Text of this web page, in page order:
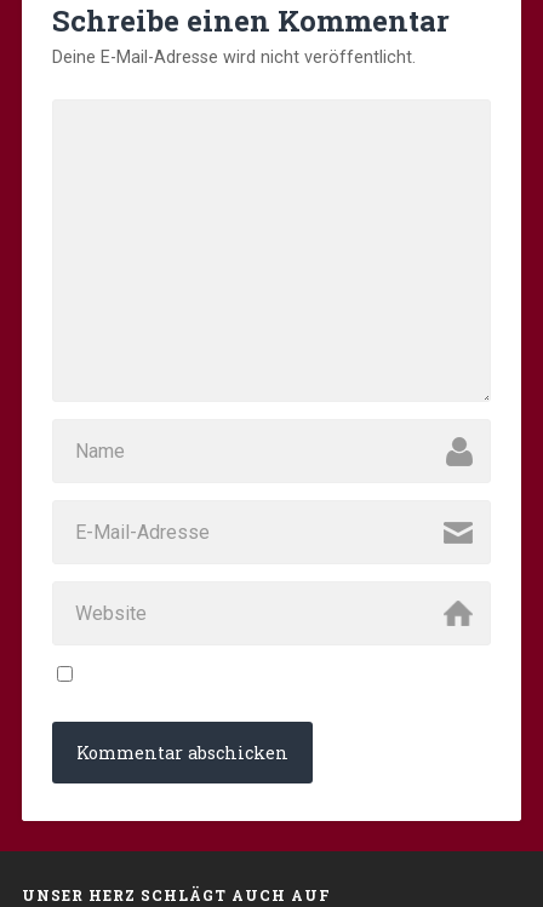
Schreibe einen Kommentar
Deine E-Mail-Adresse wird nicht veröffentlicht.
UNSER HERZ SCHLÄGT AUCH AUF